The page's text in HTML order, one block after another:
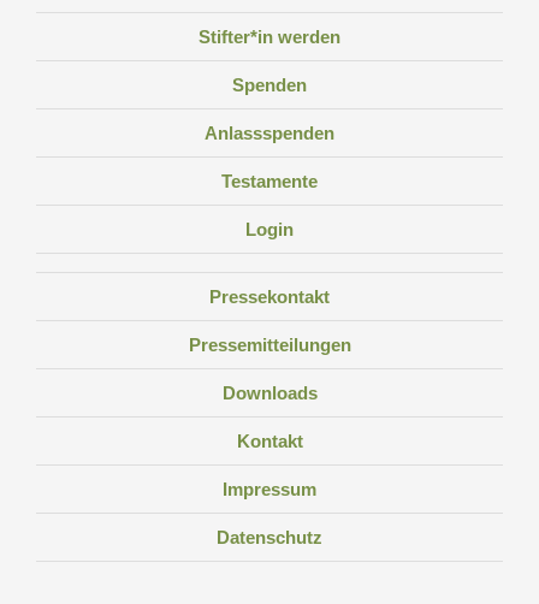
Stifter*in werden
Spenden
Anlassspenden
Testamente
Login
Pressekontakt
Pressemitteilungen
Downloads
Kontakt
Impressum
Datenschutz